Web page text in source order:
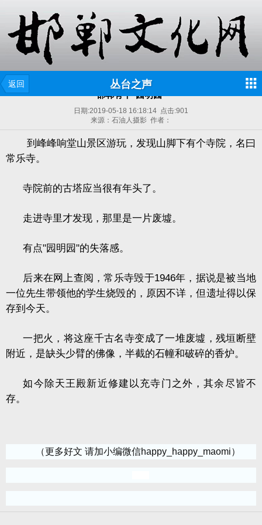
返回 丛台之声
邯郸有个"园明园"
日期:2019-05-18 16:18:14 点击:901
来源：石油人摄影 作者：
到 峰峰响堂山景区游玩，发现山脚下有个寺院，名曰
常乐寺。
寺院前的古塔应当很有年头了。
走进寺里才发现，那里是一片废墟。
有点"园明园"的失落感。
后来在网上查阅，常乐寺毁于1946年，据说是被当地
一位先生带领他的学生烧毁的，原因不详，但遗址得以保
存到今天。
一把火，将这座千古名寺变成了一堆废墟，残垣断壁
附近，是缺头少臂的佛像，半截的石幢和破碎的香炉。
如今除天王殿新近修建以充寺门之外，其余尽皆不
存。
（更多好文 请加小编微信happy_happy_maomi）